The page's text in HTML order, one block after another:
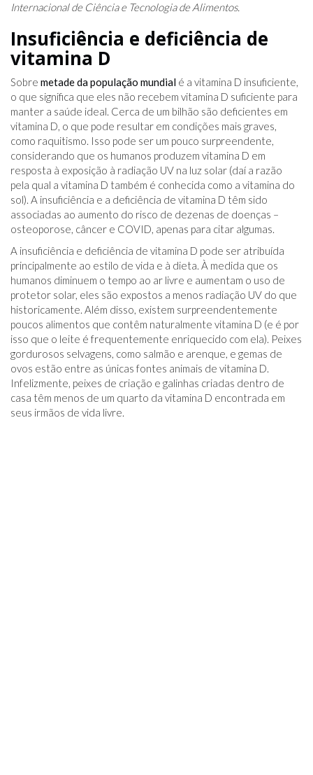
Internacional de Ciência e Tecnologia de Alimentos.
Insuficiência e deficiência de
vitamina D
Sobre metade da população mundial é a vitamina D insuficiente,
o que significa que eles não recebem vitamina D suficiente para
manter a saúde ideal. Cerca de um bilhão são deficientes em
vitamina D, o que pode resultar em condições mais graves,
como raquitismo. Isso pode ser um pouco surpreendente,
considerando que os humanos produzem vitamina D em
resposta à exposição à radiação UV na luz solar (daí a razão
pela qual a vitamina D também é conhecida como a vitamina do
sol). A insuficiência e a deficiência de vitamina D têm sido
associadas ao aumento do risco de dezenas de doenças –
osteoporose, câncer e COVID, apenas para citar algumas.
A insuficiência e deficiência de vitamina D pode ser atribuída
principalmente ao estilo de vida e à dieta. À medida que os
humanos diminuem o tempo ao ar livre e aumentam o uso de
protetor solar, eles são expostos a menos radiação UV do que
historicamente. Além disso, existem surpreendentemente
poucos alimentos que contêm naturalmente vitamina D (e é por
isso que o leite é frequentemente enriquecido com ela). Peixes
gordurosos selvagens, como salmão e arenque, e gemas de
ovos estão entre as únicas fontes animais de vitamina D.
Infelizmente, peixes de criação e galinhas criadas dentro de
casa têm menos de um quarto da vitamina D encontrada em
seus irmãos de vida livre.